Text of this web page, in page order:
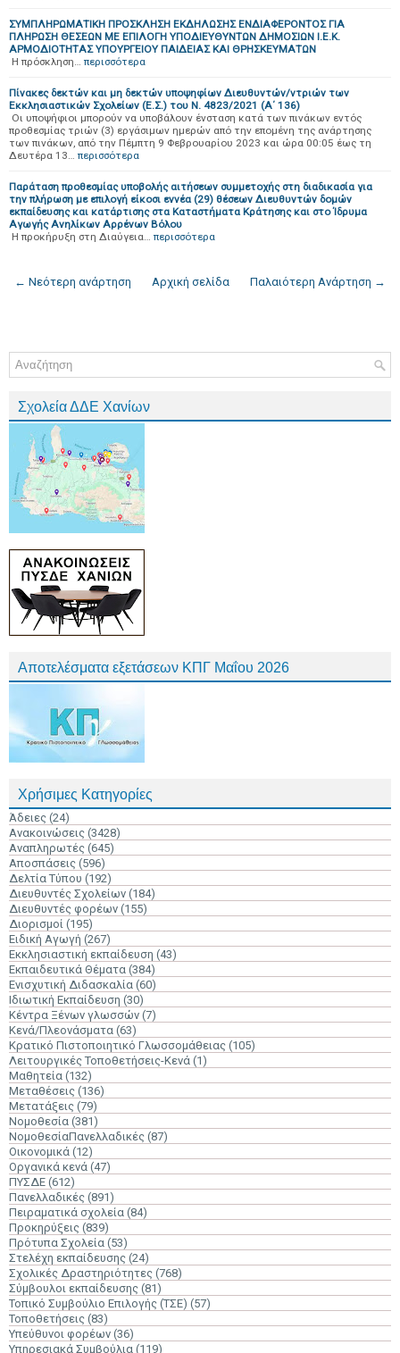
ΣΥΜΠΛΗΡΩΜΑΤΙΚΗ ΠΡΟΣΚΛΗΣΗ ΕΚΔΗΛΩΣΗΣ ΕΝΔΙΑΦΕΡΟΝΤΟΣ ΓΙΑ
ΠΛΗΡΩΣΗ ΘΕΣΕΩΝ ΜΕ ΕΠΙΛΟΓΗ ΥΠΟΔΙΕΥΘΥΝΤΩΝ ΔΗΜΟΣΙΩΝ Ι.Ε.Κ.
ΑΡΜΟΔΙΟΤΗΤΑΣ ΥΠΟΥΡΓΕΙΟΥ ΠΑΙΔΕΙΑΣ ΚΑΙ ΘΡΗΣΚΕΥΜΑΤΩΝ
Η πρόσκληση… περισσότερα
Πίνακες δεκτών και μη δεκτών υποψηφίων Διευθυντών/ντριών των
Εκκλησιαστικών Σχολείων (Ε.Σ.) του Ν. 4823/2021 (Α΄ 136)
Οι υποψήφιοι μπορούν να υποβάλουν ένσταση κατά των πινάκων εντός
προθεσμίας τριών (3) εργάσιμων ημερών από την επομένη της ανάρτησης
των πινάκων, από την Πέμπτη 9 Φεβρουαρίου 2023 και ώρα 00:05 έως τη
Δευτέρα 13… περισσότερα
Παράταση προθεσμίας υποβολής αιτήσεων συμμετοχής στη διαδικασία για
την πλήρωση με επιλογή είκοσι εννέα (29) θέσεων Διευθυντών δομών
εκπαίδευσης και κατάρτισης στα Καταστήματα Κράτησης και στο Ίδρυμα
Αγωγής Ανηλίκων Αρρένων Βόλου
Η προκήρυξη στη Διαύγεια… περισσότερα
← Νεότερη ανάρτηση Παλαιότερη Ανάρτηση →
Αρχική σελίδα
Σχολεία ΔΔΕ Χανίων
Αποτελέσματα εξετάσεων ΚΠΓ Μαΐου 2026
Χρήσιμες Κατηγορίες
Άδειες (24)
Ανακοινώσεις (3428)
Αναπληρωτές (645)
Αποσπάσεις (596)
Δελτία Τύπου (192)
Διευθυντές Σχολείων (184)
Διευθυντές φορέων (155)
Διορισμοί (195)
Ειδική Αγωγή (267)
Εκκλησιαστική εκπαίδευση (43)
Εκπαιδευτικά Θέματα (384)
Ενισχυτική Διδασκαλία (60)
Ιδιωτική Εκπαίδευση (30)
Κέντρα Ξένων γλωσσών (7)
Κενά/Πλεονάσματα (63)
Κρατικό Πιστοποιητικό Γλωσσομάθειας (105)
Λειτουργικές Τοποθετήσεις-Κενά (1)
Μαθητεία (132)
Μεταθέσεις (136)
Μετατάξεις (79)
Νομοθεσία (381)
ΝομοθεσίαΠανελλαδικές (87)
Οικονομικά (12)
Οργανικά κενά (47)
ΠΥΣΔΕ (612)
Πανελλαδικές (891)
Πειραματικά σχολεία (84)
Προκηρύξεις (839)
Πρότυπα Σχολεία (53)
Στελέχη εκπαίδευσης (24)
Σχολικές Δραστηριότητες (768)
Σύμβουλοι εκπαίδευσης (81)
Τοπικό Συμβούλιο Επιλογής (ΤΣΕ) (57)
Τοποθετήσεις (83)
Υπεύθυνοι φορέων (36)
Υπηρεσιακά Συμβούλια (119)